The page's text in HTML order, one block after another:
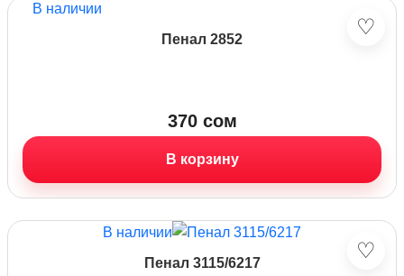
В наличии
♡
Пенал 2852
370 сом
В корзину
В наличии
♡
Пенал 3115/6217